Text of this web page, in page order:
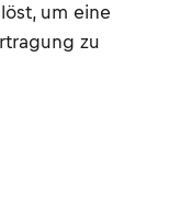
um eine
zu